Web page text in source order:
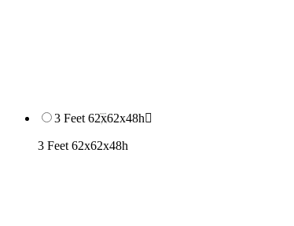
3 Feet 62x62x48h
3 Feet 62x62x48h